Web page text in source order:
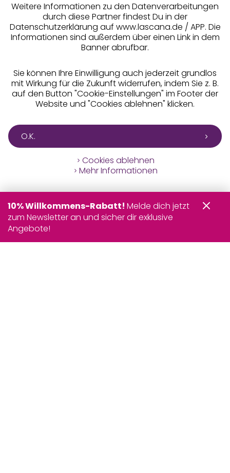
Weitere Informationen zu den Datenverarbeitungen
durch diese Partner findest Du in der
Datenschutzerklärung auf www.lascana.de / APP. Die
Informationen sind außerdem über einen Link in dem
Banner abrufbar.
Sie können Ihre Einwilligung auch jederzeit grundlos
mit Wirkung für die Zukunft widerrufen, indem Sie z. B.
auf den Button "Cookie-Einstellungen" im Footer der
Website und "Cookies ablehnen" klicken.
O.K.
Cookies ablehnen
Mehr Informationen
10% Willkommens-Rabatt! Melde dich jetzt
zum Newsletter an und sicher dir exklusive
Angebote!